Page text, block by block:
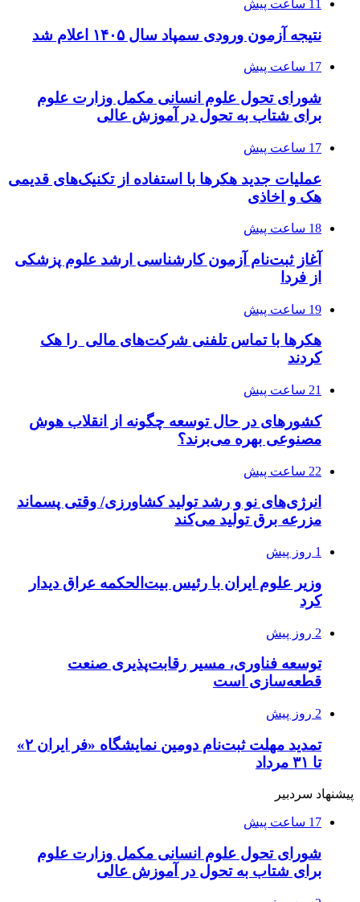
11 ساعت پیش
نتیجه آزمون ورودی سمپاد سال ۱۴۰۵ اعلام شد
17 ساعت پیش
شورای تحول علوم انسانی مکمل وزارت علوم
برای شتاب به تحول در آموزش عالی
17 ساعت پیش
عملیات جدید هکرها با استفاده از تکنیک‌های قدیمی
هک و اخاذی
18 ساعت پیش
آغاز ثبت‌نام‌ آزمون کارشناسی ارشد علوم پزشکی
از فردا
19 ساعت پیش
هکرها با تماس تلفنی شرکت‌های مالی را هک
کردند
21 ساعت پیش
کشورهای در حال توسعه چگونه از انقلاب هوش
مصنوعی بهره می‌برند؟
22 ساعت پیش
انرژی‌های نو و رشد تولید کشاورزی/ وقتی پسماند
مزرعه‌ برق تولید می‌کند
1 روز پیش
وزیر علوم ایران با رئیس بیت‌الحکمه عراق دیدار
کرد
2 روز پیش
توسعه فناوری، مسیر رقابت‌پذیری صنعت
قطعه‌سازی است
2 روز پیش
تمدید مهلت ثبت‌نام دومین نمایشگاه «فر ایران ۲»
تا ۳۱ مرداد
پیشنهاد سردبیر
17 ساعت پیش
شورای تحول علوم انسانی مکمل وزارت علوم
برای شتاب به تحول در آموزش عالی